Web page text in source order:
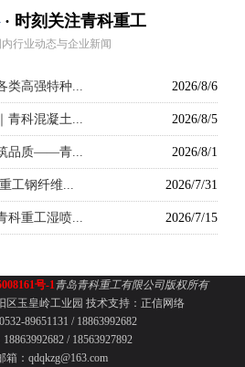
· 时刻关注青科重工
行业动态与企业新闻
2026/8/6
类高强特种...
2026/8/5
青科混凝土...
2026/8/1
品质——青...
2026/7/31
工钢纤维...
2026/7/15
科重工湿喷...
号-1青岛青科重工有限公司版权所有
区玉皇岭工业园 技术支持： 正信网络
89651131 / 18863992682
/ 18563927892
箱：qdqkzg@163.com